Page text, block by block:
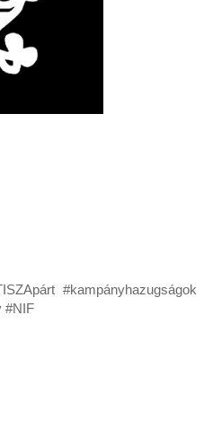
#kampányhazugságok
#NIF